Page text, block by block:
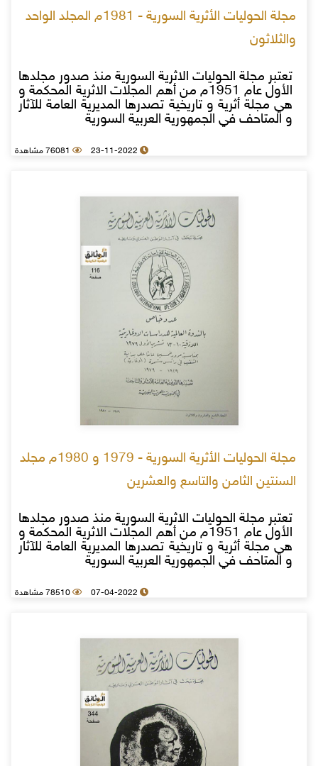
مجلة الحوليات الأثرية السورية - 1981م المجلد الواحد
والثلاثون
تعتبر مجلة الحوليات الاثرية السورية منذ صدور مجلدها
الأول عام 1951م من أهم المجلات الاثرية المحكمة و
هي مجلة أثرية و تاريخية تصدرها المديرية العامة للآثار
و المتاحف في الجمهورية العربية السورية
23-11-2022 76081 مشاهدة
مجلة الحوليات الأثرية السورية - 1979 و 1980م مجلد
السنتين الثامن والتاسع والعشرين
تعتبر مجلة الحوليات الاثرية السورية منذ صدور مجلدها
الأول عام 1951م من أهم المجلات الاثرية المحكمة و
هي مجلة أثرية و تاريخية تصدرها المديرية العامة للآثار
و المتاحف في الجمهورية العربية السورية
07-04-2022 78510 مشاهدة